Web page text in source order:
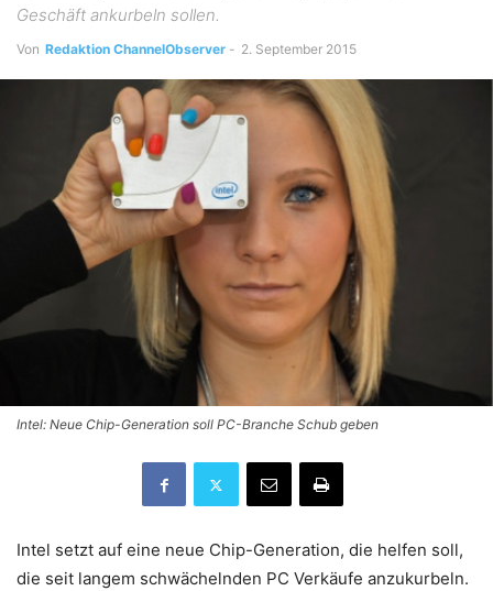
Geschäft ankurbeln sollen.
Von Redaktion ChannelObserver - 2. September 2015
Intel: Neue Chip-Generation soll PC-Branche Schub geben
Intel setzt auf eine neue Chip-Generation, die helfen soll,
die seit langem schwächelnden PC Verkäufe anzukurbeln.